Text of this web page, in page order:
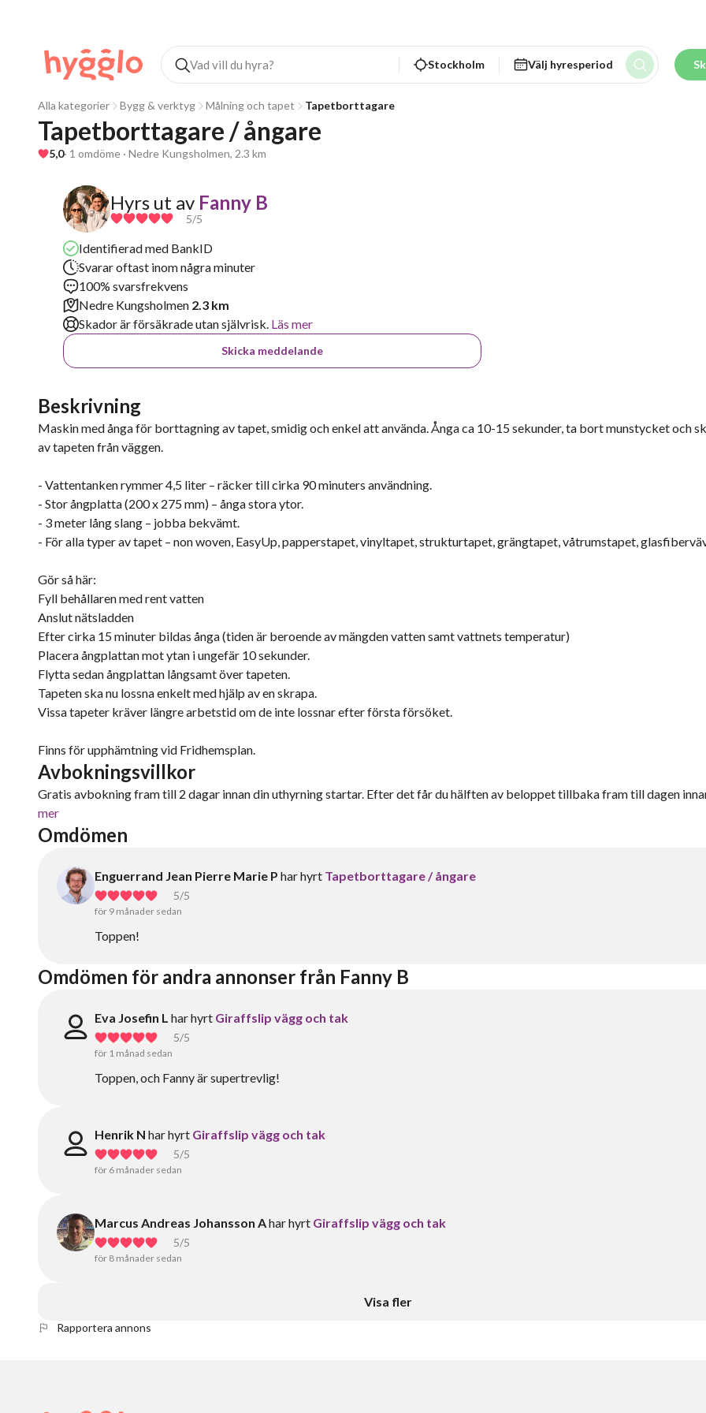
Stockholm Välj hyresperiod
Alla kategorier Bygg & verktyg Målning och tapet Tapetborttagare
Tapetborttagare / ångare
5,0· 1 omdöme · Nedre Kungsholmen, 2.3 km
Hyrs ut av Fanny B
5/5
Identifierad med BankID
Svarar oftast inom några minuter
100% svarsfrekvens
Nedre Kungsholmen 2.3 km
Skador är försäkrade utan självrisk. Läs mer
Skicka meddelande
Beskrivning
Maskin med ånga för borttagning av tapet, smidig och enkel att använda. Ånga ca 10-15 sekunder, ta bort munstycket och
av tapeten från väggen.
- Vattentanken rymmer 4,5 liter – räcker till cirka 90 minuters användning.
- Stor ångplatta (200 x 275 mm) – ånga stora ytor.
- 3 meter lång slang – jobba bekvämt.
- För alla typer av tapet – non woven, EasyUp, papperstapet, vinyltapet, strukturtapet, grängtapet, våtrumstapet,
Gör så här:
Fyll behållaren med rent vatten
Anslut nätsladden
Efter cirka 15 minuter bildas ånga (tiden är beroende av mängden vatten samt vattnets temperatur)
Placera ångplattan mot ytan i ungefär 10 sekunder.
Flytta sedan ångplattan långsamt över tapeten.
Tapeten ska nu lossna enkelt med hjälp av en skrapa.
Vissa tapeter kräver längre arbetstid om de inte lossnar efter första försöket.
Finns för upphämtning vid Fridhemsplan.
Avbokningsvillkor
Gratis avbokning fram till 2 dagar innan din uthyrning startar. Efter det får du hälften av beloppet tillbaka fram till dagen
mer
Omdömen
Enguerrand Jean Pierre Marie P har hyrt Tapetborttagare / ångare
5/5
för 9 månader sedan
Toppen!
Omdömen för andra annonser från Fanny B
Eva Josefin L har hyrt Giraffslip vägg och tak
5/5
för 1 månad sedan
Toppen, och Fanny är supertrevlig!
Henrik N har hyrt Giraffslip vägg och tak
5/5
för 6 månader sedan
Marcus Andreas Johansson Ahar hyrt Giraffslip vägg och tak
5/5
för 8 månader sedan
Visa fler
Rapportera annons